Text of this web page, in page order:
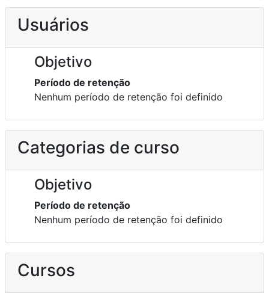
Usuários
Objetivo
Período de retenção
Nenhum período de retenção foi definido
Categorias de curso
Objetivo
Período de retenção
Nenhum período de retenção foi definido
Cursos